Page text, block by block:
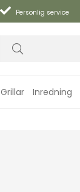
Personlig service
Grillar Inredning